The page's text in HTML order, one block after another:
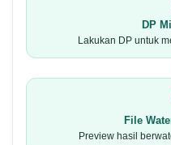
DP
Lakukan DP untuk
File
Preview hasil